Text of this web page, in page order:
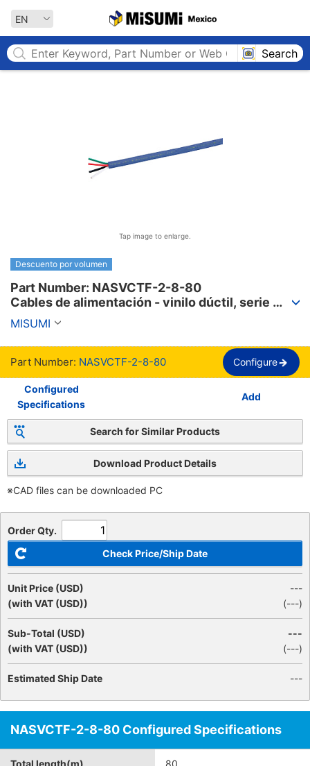
EN
Search
Tap image to enlarge.
Descuento por volumen
Part Number: NASVCTF-2-8-80
Cables de alimentación - vinilo dúctil, serie
NASVCTF, 300 V
MISUMI
Part Number: NASVCTF-2-8-80 Configure
Configured
Specifications
Add
Search for Similar Products
Download Product Details
※CAD files can be downloaded PC
Order Qty.
Check Price/Ship Date
Unit Price (USD)
(with VAT (USD))
---
(---)
Sub-Total (USD)
(with VAT (USD))
---
(---)
Estimated Ship Date ---
NASVCTF-2-8-80 Configured Specifications
Total length(m) 80